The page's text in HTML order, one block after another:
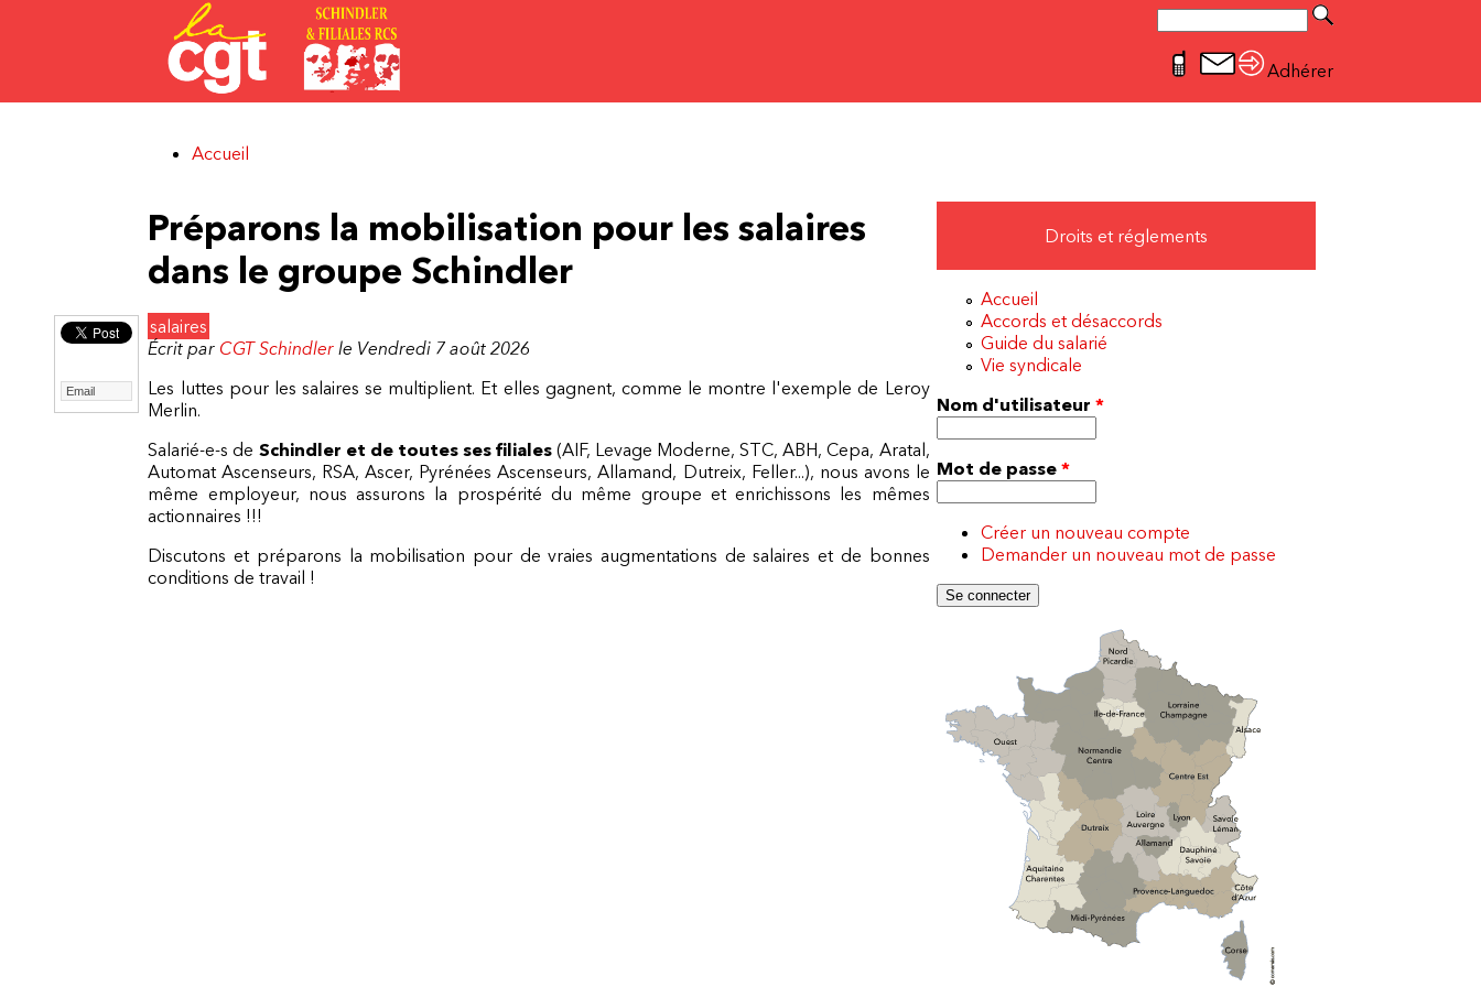
Aller au contenu principal
Formulaire de recherche
Rechercher
Adhérer
Accueil
Préparons la mobilisation pour les salaires
dans le groupe Schindler
Email
salaires
Écrit par CGT Schindler le Vendredi 7 août 2026
Les luttes pour les salaires se multiplient. Et elles gagnent, comme le montre l'exemple de Leroy
Merlin.
Salarié-e-s de Schindler et de toutes ses filiales (AIF, Levage Moderne, STC, ABH, Cepa, Aratal,
Automat Ascenseurs, RSA, Ascer, Pyrénées Ascenseurs, Allamand, Dutreix, Feller...), nous avons le
même employeur, nous assurons la prospérité du même groupe et enrichissons les mêmes
actionnaires !!!
Discutons et préparons la mobilisation pour de vraies augmentations de salaires et de bonnes
conditions de travail !
Droits et réglements
Accueil
Accords et désaccords
Guide du salarié
Vie syndicale
Nom d'utilisateur*
Mot de passe*
Créer un nouveau compte
Demander un nouveau mot de passe